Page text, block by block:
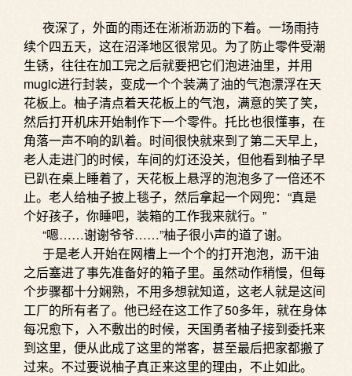
夜深了，外面的雨还在淅淅沥沥的下着。一场雨持
续个四五天，这在沼泽地区很常见。为了防止零件受潮
生锈，往往在加工完之后就要把它们泡进油里，并用
mugic进行封装，变成一个个装满了油的气泡漂浮在天
花板上。柚子清点着天花板上的气泡，满意的笑了笑，
然后打开机床开始制作下一个零件。托比也很懂事，在
角落一声不响的趴着。时间很快就来到了第二天早上，
老人走进门的时候，车间的灯还没关，但他看到柚子早
已趴在桌上睡着了，天花板上悬浮的泡泡多了一倍还不
止。老人给柚子披上毯子，然后拿起一个网兜：“真是
个好孩子，你睡吧，装箱的工作我来就行。”
“嗯……谢谢爷爷……”柚子很小声的道了谢。
于是老人开始在网槽上一个个的打开泡泡，沥干油
之后塞进了事先准备好的箱子里。虽然动作稍慢，但每
个步骤都十分娴熟，不用多想就知道，这老人就是这间
工厂的所有者了。他已经在这工作了50多年，就在身体
每况愈下，入不敷出的时候，天国勇者柚子接到委托来
到这里，便从此成了这里的常客，甚至最后把家都搬了
过来。不过要说柚子真正来这里的理由，不止如此。